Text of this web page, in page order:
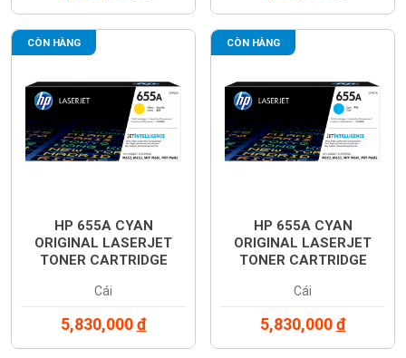
CÒN HÀNG
HP 655A CYAN
ORIGINAL LASERJET
TONER CARTRIDGE
Cái
5,830,000đ
CÒN HÀNG
HP 655A CYAN
ORIGINAL LASERJET
TONER CARTRIDGE
Cái
5,830,000đ